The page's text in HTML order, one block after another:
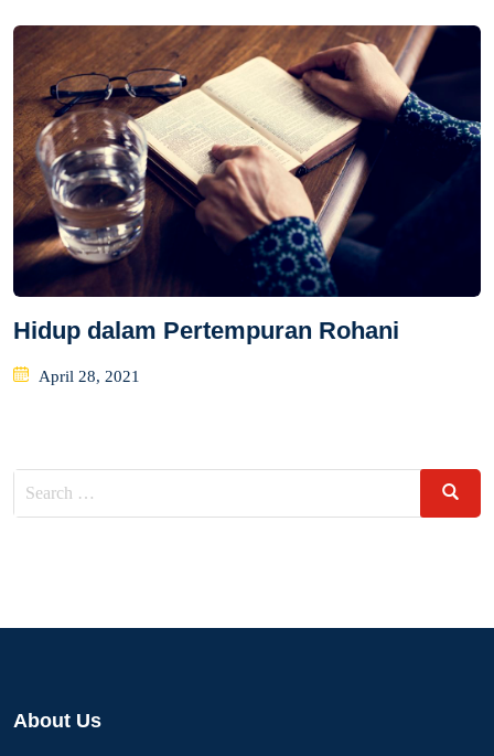
Hidup dalam Pertempuran Rohani
Posted
April 28, 2021
Search
About Us